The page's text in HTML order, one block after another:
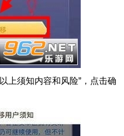
上须知内容和风险”，点击确